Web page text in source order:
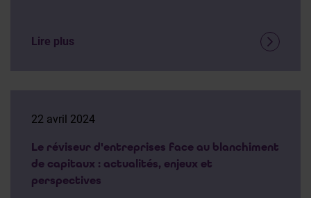
Lire plus
22 avril 2024
Le réviseur d'entreprises face au blanchiment
de capitaux : actualités, enjeux et
perspectives